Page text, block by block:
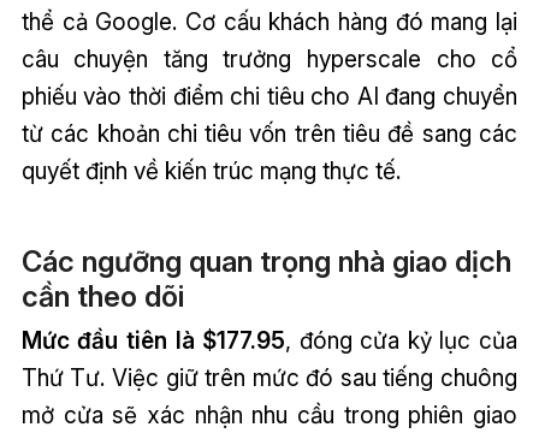
thể cả Google. Cơ cấu khách hàng đó mang lại
câu chuyện tăng trưởng hyperscale cho cổ
phiếu vào thời điểm chi tiêu cho AI đang chuyển
từ các khoản chi tiêu vốn trên tiêu đề sang các
quyết định về kiến trúc mạng thực tế.
Các ngưỡng quan trọng nhà giao dịch
cần theo dõi
Mức đầu tiên là $177.95, đóng cửa kỷ lục của
Thứ Tư. Việc giữ trên mức đó sau tiếng chuông
mở cửa sẽ xác nhận nhu cầu trong phiên giao